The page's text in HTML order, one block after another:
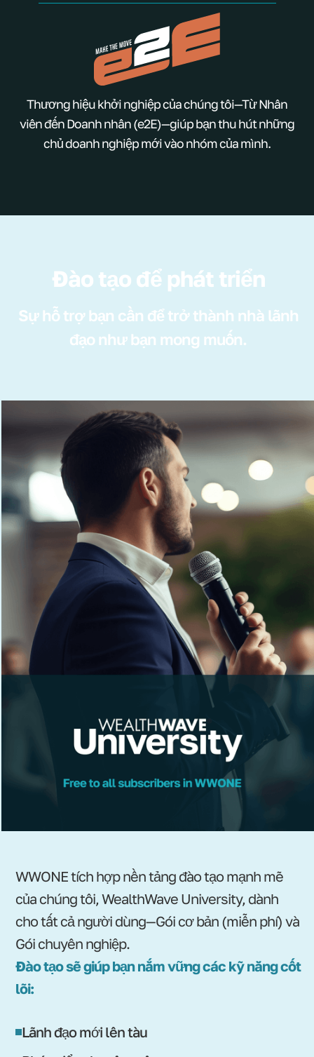
Thương hiệu khởi nghiệp của chúng tôi—Từ Nhân
viên đến Doanh nhân (e2E)—giúp bạn thu hút những
chủ doanh nghiệp mới vào nhóm của mình.
Đào tạo để phát triển
Sự hỗ trợ bạn cần để trở thành nhà lãnh
đạo như bạn mong muốn.
WWONE tích hợp nền tảng đào tạo mạnh mẽ
của chúng tôi, WealthWave University, dành
cho tất cả người dùng—Gói cơ bản (miễn phí) và
Gói chuyên nghiệp.
Đào tạo sẽ giúp bạn nắm vững các kỹ năng cốt
lõi:
Lãnh đạo mới lên tàu